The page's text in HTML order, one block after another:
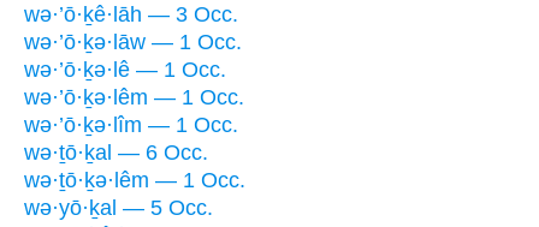
wə·’ō·ḵê·lāh — 3 Occ.
wə·’ō·ḵə·lāw — 1 Occ.
wə·’ō·ḵə·lê — 1 Occ.
wə·’ō·ḵə·lêm — 1 Occ.
wə·’ō·ḵə·lîm — 1 Occ.
wə·ṯō·ḵal — 6 Occ.
wə·ṯō·ḵə·lêm — 1 Occ.
wə·yō·ḵal — 5 Occ.